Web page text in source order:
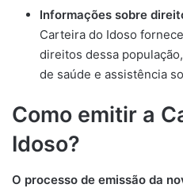
Informações sobre
Carteira do Idoso
direitos dessa
de saúde e assistência
Como emitir a
Idoso?
O processo de emissão da